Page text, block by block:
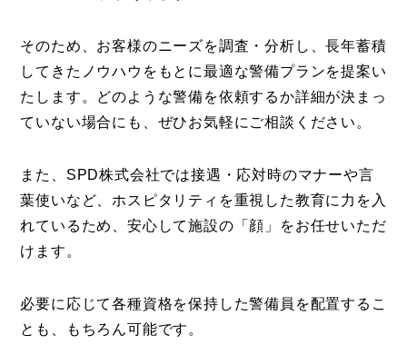
そのため、お客様のニーズを調査・分析し、長年蓄積
してきたノウハウをもとに最適な警備プランを提案い
たします。どのような警備を依頼するか詳細が決まっ
ていない場合にも、ぜひお気軽にご相談ください。
また、SPD株式会社では接遇・応対時のマナーや言
葉使いなど、ホスピタリティを重視した教育に力を入
れているため、安心して施設の「顔」をお任せいただ
けます。
必要に応じて各種資格を保持した警備員を配置するこ
とも、もちろん可能です。